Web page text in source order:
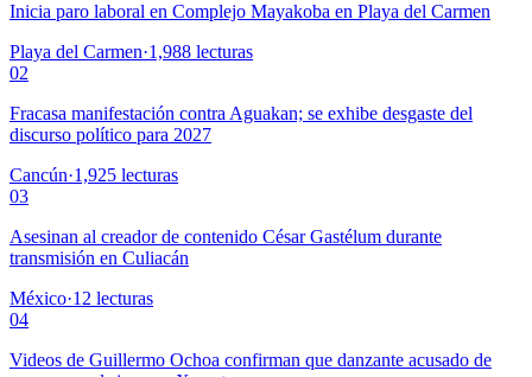
Inicia paro laboral en Complejo Mayakoba en Playa del Carmen
Playa del Carmen·1,988 lecturas
02
Fracasa manifestación contra Aguakan; se exhibe desgaste del
discurso político para 2027
Cancún·1,925 lecturas
03
Asesinan al creador de contenido César Gastélum durante
transmisión en Culiacán
México·12 lecturas
04
Videos de Guillermo Ochoa confirman que danzante acusado de